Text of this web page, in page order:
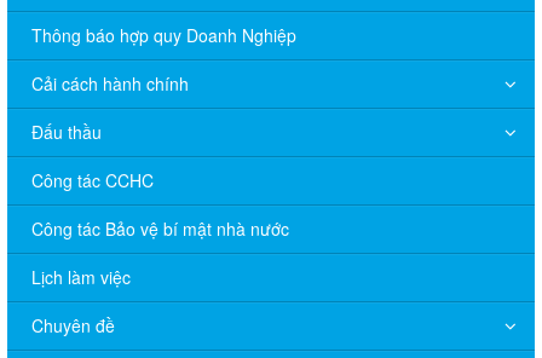
Thông báo hợp quy Doanh Nghiệp
Cải cách hành chính
Đấu thầu
Công tác CCHC
Công tác Bảo vệ bí mật nhà nước
Lịch làm việc
Chuyên đề